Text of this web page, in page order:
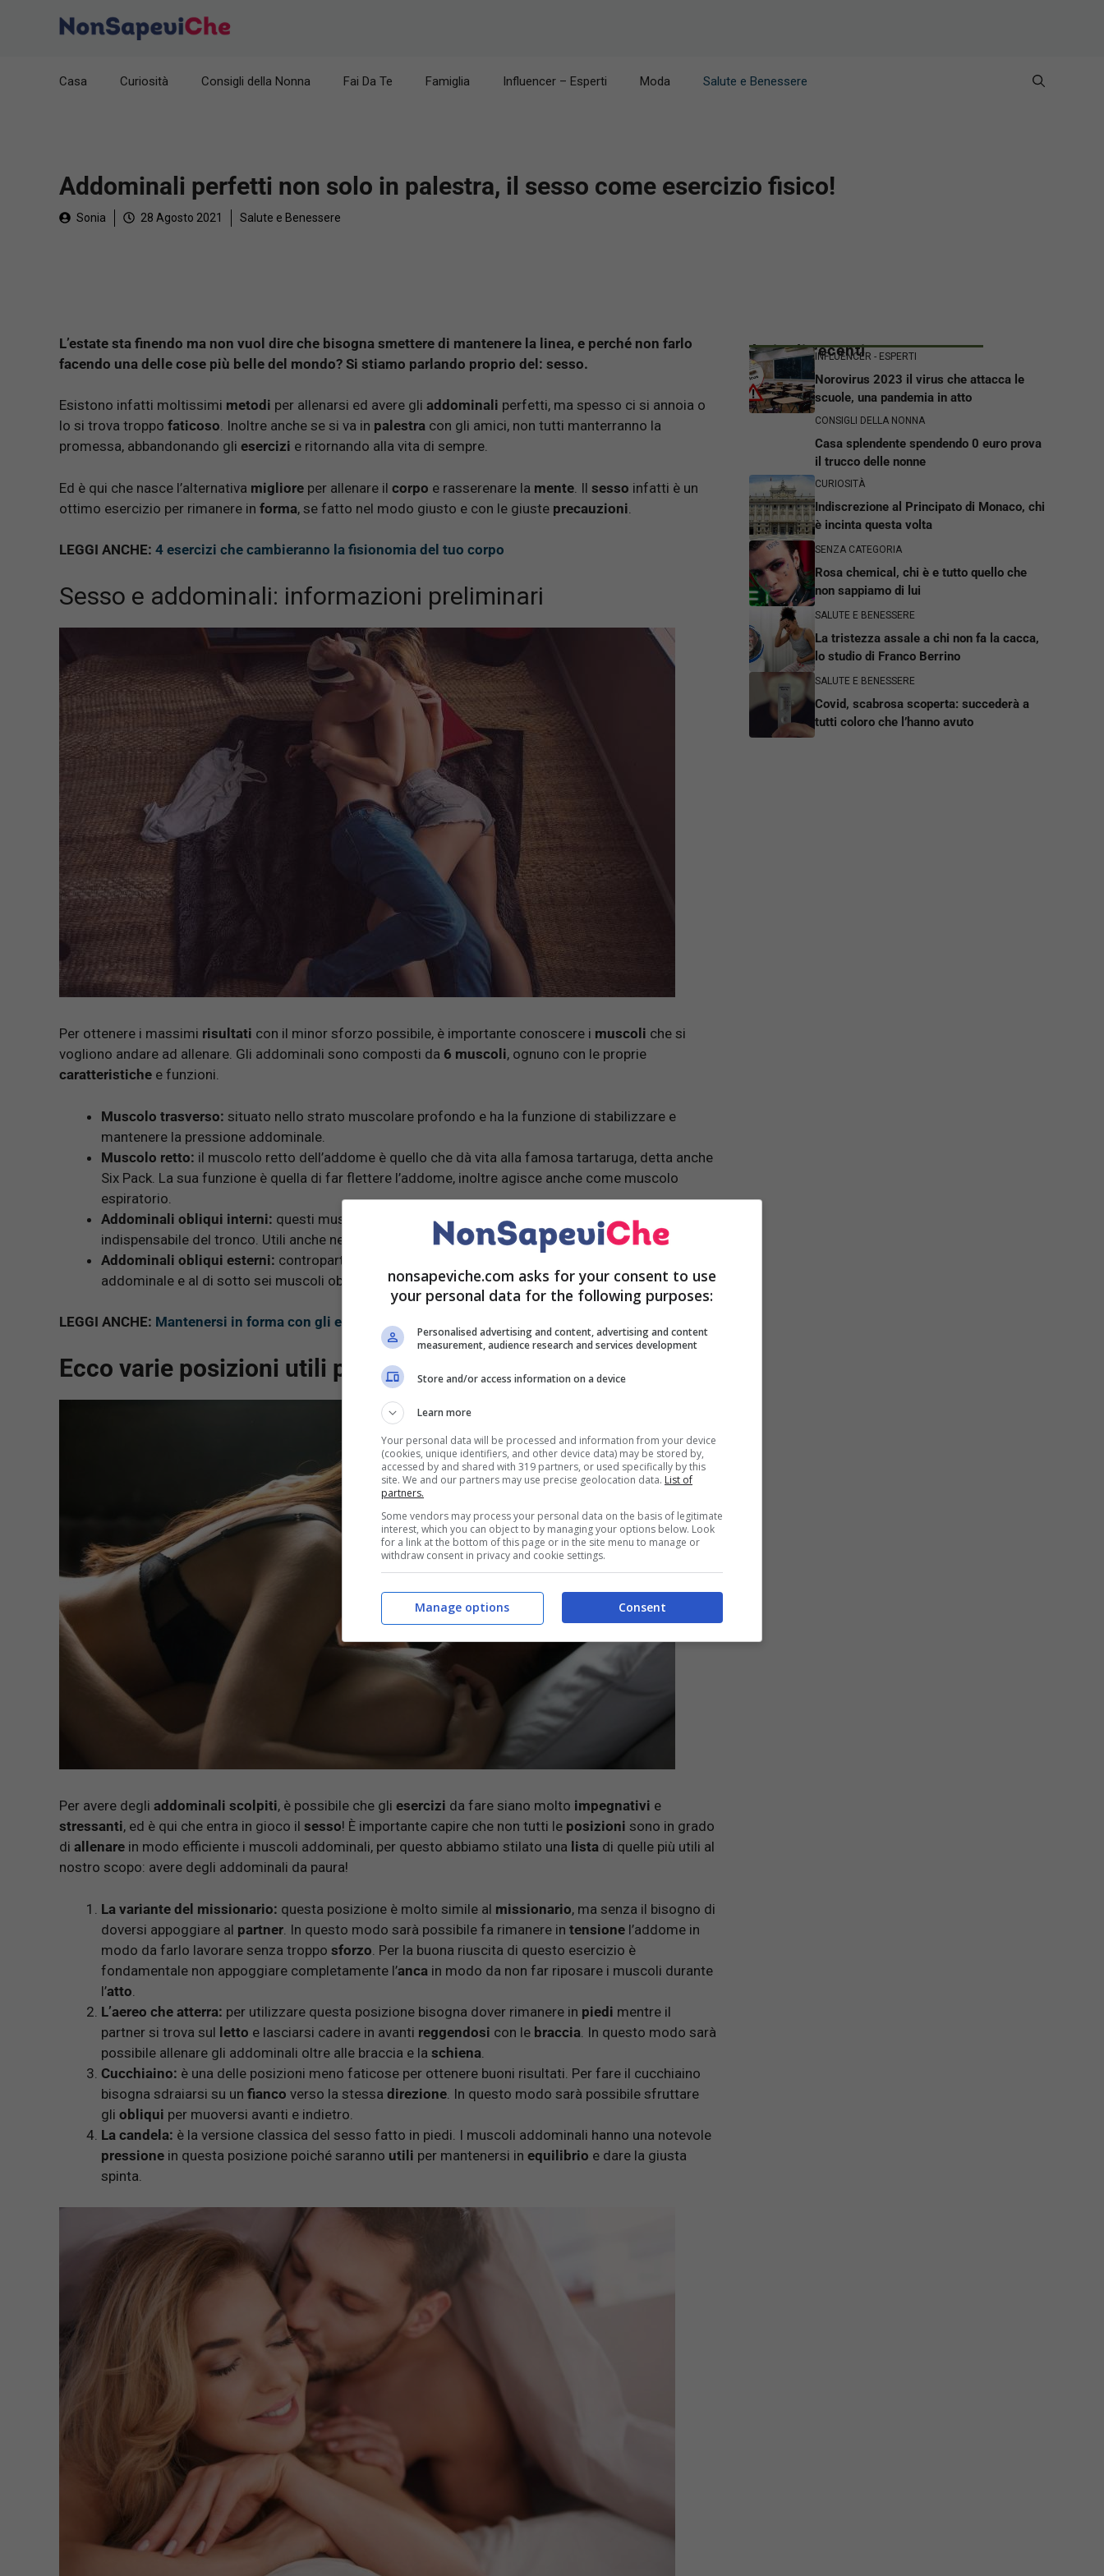
Casa Curiosità Consigli della Nonna Fai Da Te Famiglia Influencer – Esperti Moda Salute e Benessere
Addominali perfetti non solo in palestra, il sesso come esercizio fisico!
Sonia 28 Agosto 2021 Salute e Benessere
L’estate sta finendo ma non vuol dire che bisogna smettere di mantenere la linea, e perché non farlo
facendo una delle cose più belle del mondo? Si stiamo parlando proprio del: sesso.
Esistono infatti moltissimi metodi per allenarsi ed avere gli addominali perfetti, ma spesso ci si annoia o
lo si trova troppo faticoso. Inoltre anche se si va in palestra con gli amici, non tutti manterranno la
promessa, abbandonando gli esercizi e ritornando alla vita di sempre.
Ed è qui che nasce l’alternativa migliore per allenare il corpo e rasserenare la mente . Il sesso infatti è un
ottimo esercizio per rimanere in forma, se fatto nel modo giusto e con le giuste precauzioni
LEGGI ANCHE: 4 esercizi che cambieranno la fisionomia del tuo corpo
Sesso e addominali: informazioni preliminari
Per ottenere i massimi risultati con il minor sforzo possibile, è importante conoscere i muscoli che si
vogliono andare ad allenare. Gli addominali sono composti da 6 muscoli, ognuno con le proprie
caratteristiche e funzioni.
Muscolo trasverso: situato nello strato muscolare profondo e ha la funzione di stabilizzare e
mantenere la pressione addominale.
Muscolo retto: il muscolo retto dell’addome è quello che dà vita alla famosa tartaruga, detta anche
Six Pack. La sua funzione è quella di far flettere l’addome, inoltre agisce anche come muscolo
espiratorio.
Addominali obliqui interni: questi muscoli sono i responsabili del movimento rotatorio
indispensabile del tronco. Utili anche nella respirazione.
Addominali obliqui esterni: controparte dei muscoli obliqui esterni, si trovano al fianco del retto
addominale e al di sotto sei muscoli obliqui esterni.
LEGGI ANCHE: Mantenersi in forma con gli esercizi da fare in casa
Ecco varie posizioni utili per gli addominali!
Per avere degli addominali scolpiti, è possibile che gli esercizi da fare siano molto impegnativi e
stressanti, ed è qui che entra in gioco il sesso! È importante capire che non tutti le posizioni sono in grado
di allenare in modo efficiente i muscoli addominali, per questo abbiamo stilato una lista di quelle più utili al
nostro scopo: avere degli addominali da paura!
La variante del missionario: questa posizione è molto simile al missionario, ma senza il bisogno di
doversi appoggiare al partner . In questo modo sarà possibile fa rimanere in tensione l’addome in
modo da farlo lavorare senza troppo sforzo . Per la buona riuscita di questo esercizio è
fondamentale non appoggiare completamente l’anca in modo da non far riposare i muscoli durante
l’atto
L’aereo che atterra: per utilizzare questa posizione bisogna dover rimanere in piedi mentre il
partner si trova sul letto e lasciarsi cadere in avanti reggendosi con le braccia . In questo modo sarà
possibile allenare gli addominali oltre alle braccia e la schiena
Cucchiaino: è una delle posizioni meno faticose per ottenere buoni risultati. Per fare il cucchiaino
bisogna sdraiarsi su un fianco verso la stessa direzione . In questo modo sarà possibile sfruttare
gli obliqui per muoversi avanti e indietro.
La candela: è la versione classica del sesso fatto in piedi. I muscoli addominali hanno una notevole
pressione in questa posizione poiché saranno utili per mantenersi in equilibrio e dare la giusta
spinta.
Articoli recentiINFLUENCER - ESPERTI
Norovirus 2023 il virus che attacca le
scuole, una pandemia in atto
CONSIGLI DELLA NONNA
Casa splendente spendendo 0 euro prova
il trucco delle nonne
CURIOSITÀ
Indiscrezione al Principato di Monaco, chi
è incinta questa volta
SENZA CATEGORIA
Rosa chemical, chi è e tutto quello che
non sappiamo di lui
SALUTE E BENESSERE
La tristezza assale a chi non fa la cacca,
lo studio di Franco Berrino
SALUTE E BENESSERE
Covid, scabrosa scoperta: succederà a
tutti coloro che l’hanno avuto
nonsapeviche.com asks for your consent to use
your personal data for the following purposes:
Personalised advertising and content, advertising and content
measurement, audience research and services development
Store and/or access information on a device
Learn more
Your personal data will be processed and information from your device
(cookies, unique identifiers, and other device data) may be stored by,
accessed by and shared with 319 partners, or used specifically by this
site. We and our partners may use precise geolocation data. List of
partners.
Some vendors may process your personal data on the basis of legitimate
interest, which you can object to by managing your options below. Look
for a link at the bottom of this page or in the site menu to manage or
withdraw consent in privacy and cookie settings.
Consent
Manage options